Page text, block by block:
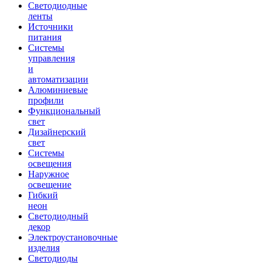
Светодиодные
ленты
Источники
питания
Системы
управления
и
автоматизации
Алюминиевые
профили
Функциональный
свет
Дизайнерский
свет
Системы
освещения
Наружное
освещение
Гибкий
неон
Светодиодный
декор
Электроустановочные
изделия
Светодиоды